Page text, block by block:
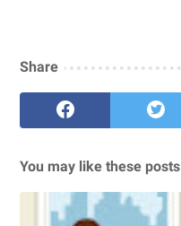
Share
You may like these posts